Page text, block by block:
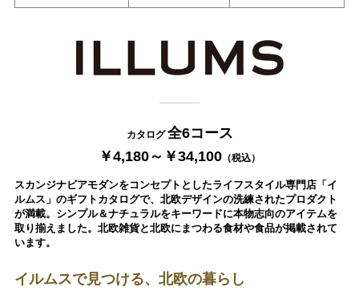
カタログ 全6コース
￥4,180～￥34,100 （税込）
スカンジナビアモダンをコンセプトとしたライフスタイル専門店「イ
ルムス」のギフトカタログで、北欧デザインの洗練されたプロダクト
が満載。シンプル＆ナチュラルをキーワードに本物志向のアイテムを
取り揃えました。北欧雑貨と北欧にまつわる食材や食品が掲載されて
います。
イルムスで見つける、北欧の暮らし